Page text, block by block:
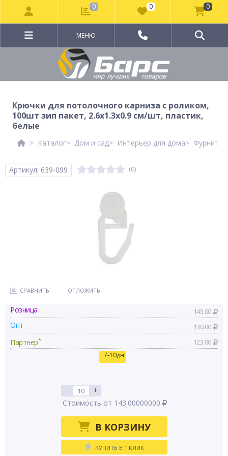
МЕНЮ
Крючки для потолочного карниза с роликом,
100шт зип пакет, 2.6x1.3x0.9 см/шт, пластик,
белые
Каталог Дом и сад Интерьер для дома
Артикул: 639-099 (0)
СРАВНИТЬ ОТЛОЖИТЬ
Розница 143.00
Опт 130.00
Партнер* 123.00
7-10дн
-
+
Стоимость от 143.00000000
В КОРЗИНУ
КУПИТЬ В 1 КЛИК
0 0 0